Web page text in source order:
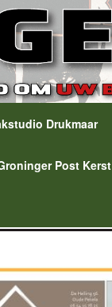
Drukmaar
Post Kerst